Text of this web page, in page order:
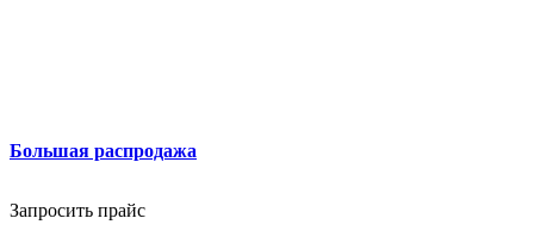
Большая распродажа
Запросить прайс